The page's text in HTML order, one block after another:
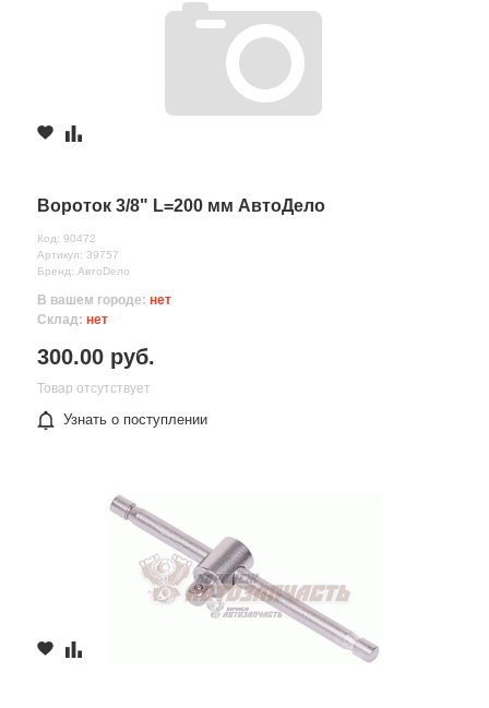
Вороток 3/8" L=200 мм АвтоДело
Код: 90472
Артикул: 39757
Бренд: АвтоDело
В вашем городе: нет
Склад: нет
300.00 руб.
Товар отсутствует
Узнать о поступлении